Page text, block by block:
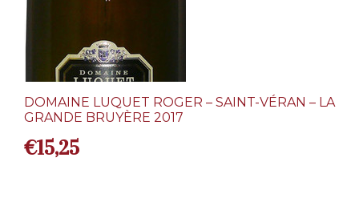
DOMAINE LUQUET ROGER – SAINT-VÉRAN – LA
GRANDE BRUYÈRE 2017
€15,25